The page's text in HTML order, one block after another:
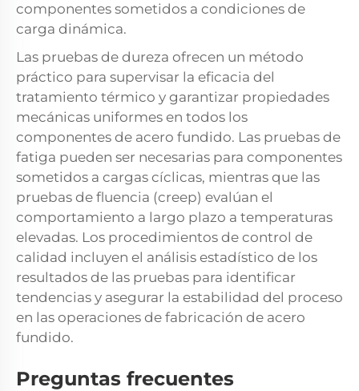
componentes sometidos a condiciones de
carga dinámica.
Las pruebas de dureza ofrecen un método
práctico para supervisar la eficacia del
tratamiento térmico y garantizar propiedades
mecánicas uniformes en todos los
componentes de acero fundido. Las pruebas de
fatiga pueden ser necesarias para componentes
sometidos a cargas cíclicas, mientras que las
pruebas de fluencia (creep) evalúan el
comportamiento a largo plazo a temperaturas
elevadas. Los procedimientos de control de
calidad incluyen el análisis estadístico de los
resultados de las pruebas para identificar
tendencias y asegurar la estabilidad del proceso
en las operaciones de fabricación de acero
fundido.
Preguntas frecuentes